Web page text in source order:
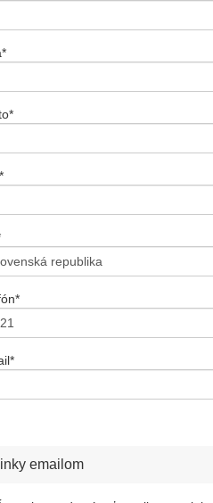
*
*
*
*
*
emailom